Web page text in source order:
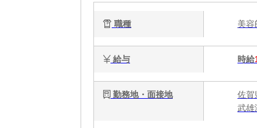
職種 美
給与 時給
勤務地・面接地
佐賀
武雄